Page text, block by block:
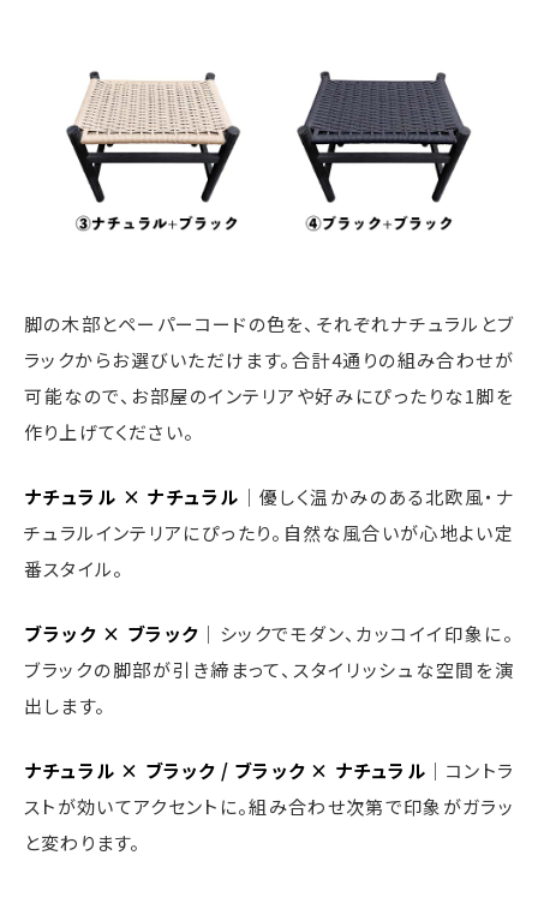
脚の木部とペーパーコードの色を、それぞれナチュラルとブ
ラックからお選びいただけます。合計4通りの組み合わせが
可能なので、お部屋のインテリアや好みにぴったりな1脚を
作り上げてください。
ナチュラル × ナチュラル ｜優しく温かみのある北欧風・ナ
チュラルインテリアにぴったり。自然な風合いが心地よい定
番スタイル。
ブラック × ブラック ｜シックでモダン、カッコイイ印象に。
ブラックの脚部が引き締まって、スタイリッシュな空間を演
出します。
ナチュラル × ブラック / ブラック × ナチュラル ｜コントラ
ストが効いてアクセントに。組み合わせ次第で印象がガラッ
と変わります。